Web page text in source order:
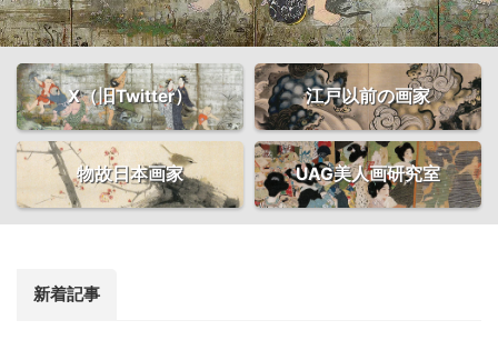
X（旧Twitter） 江戸以前の画家
物故日本画家 UAG美人画研究室
新着記事